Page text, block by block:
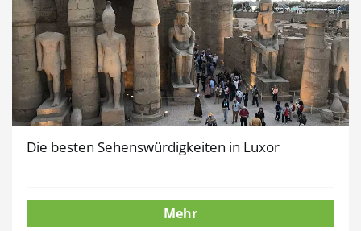
Die besten Sehenswürdigkeiten in Luxor
Mehr